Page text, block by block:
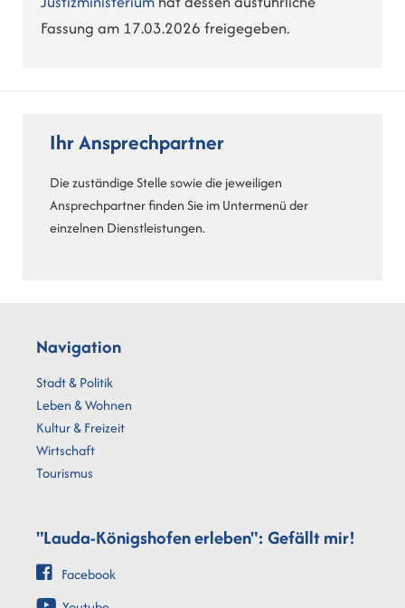
Fassung am 17.03.2026 freigegeben.
Ihr Ansprechpartner
Die zuständige Stelle sowie die jeweiligen
Ansprechpartner finden Sie im Untermenü der
einzelnen Dienstleistungen.
Navigation
Stadt & Politik
Leben & Wohnen
Kultur & Freizeit
Wirtschaft
Tourismus
"Lauda-Königshofen erleben": Gefällt mir!
Facebook